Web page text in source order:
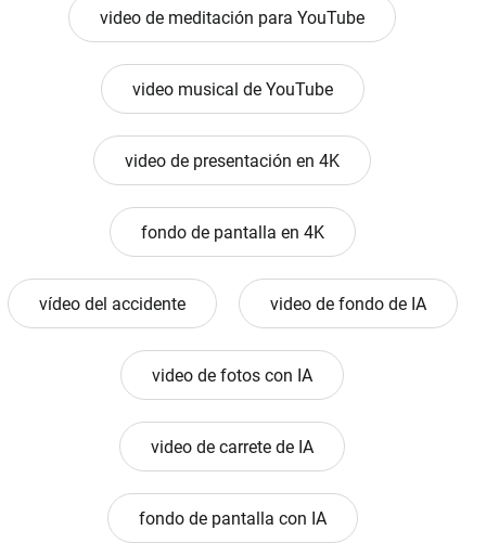
video de meditación para YouTube
video musical de YouTube
video de presentación en 4K
fondo de pantalla en 4K
vídeo del accidente video de fondo de IA
video de fotos con IA
video de carrete de IA
fondo de pantalla con IA